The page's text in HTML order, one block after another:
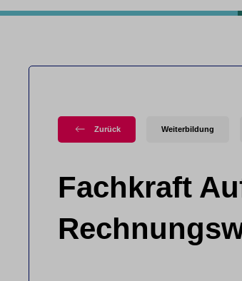
Zurück Weiterbildung
Fachkraft